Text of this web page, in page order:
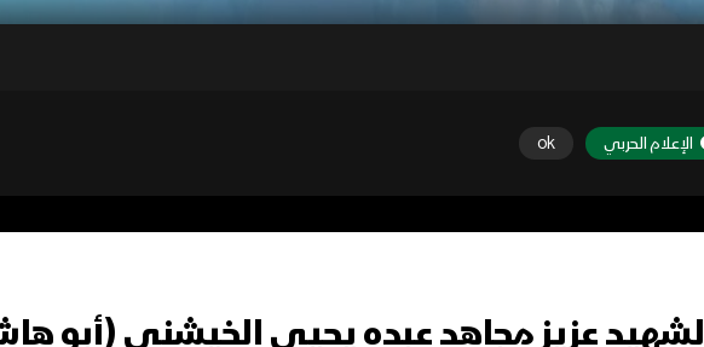
الإعلام الحربي ok
الشهيد عزيز مجاهد عبده يحيى الخيشني (أبو